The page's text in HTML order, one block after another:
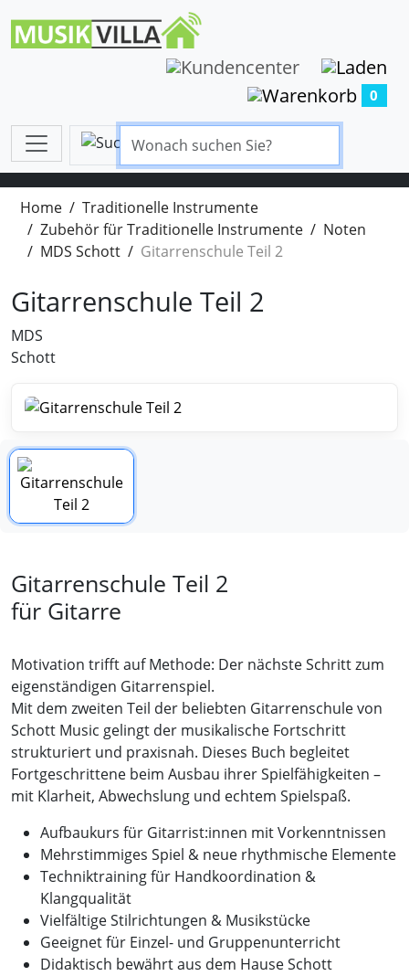
0
Home
Traditionelle Instrumente
Zubehör für Traditionelle Instrumente
Noten
MDS Schott
Gitarrenschule Teil 2
Gitarrenschule Teil 2
MDS
Schott
Gitarrenschule Teil 2
für Gitarre
Motivation trifft auf Methode: Der nächste Schritt zum
eigenständigen Gitarrenspiel.
Mit dem zweiten Teil der beliebten Gitarrenschule von
Schott Music gelingt der musikalische Fortschritt
strukturiert und praxisnah. Dieses Buch begleitet
Fortgeschrittene beim Ausbau ihrer Spielfähigkeiten –
mit Klarheit, Abwechslung und echtem Spielspaß.
Aufbaukurs für Gitarrist:innen mit Vorkenntnissen
Mehrstimmiges Spiel & neue rhythmische Elemente
Techniktraining für Handkoordination &
Klangqualität
Vielfältige Stilrichtungen & Musikstücke
Geeignet für Einzel- und Gruppenunterricht
Didaktisch bewährt aus dem Hause Schott